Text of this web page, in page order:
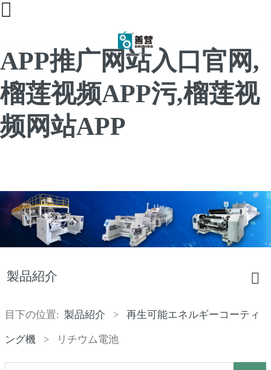
榴莲直播间免费,榴莲
APP推广网站入口官网,
榴莲视频APP污,榴莲视
频网站APP
製品紹介
目下の位置:製品紹介 > 再生可能エネルギーコーティ
ング機 > リチウム電池